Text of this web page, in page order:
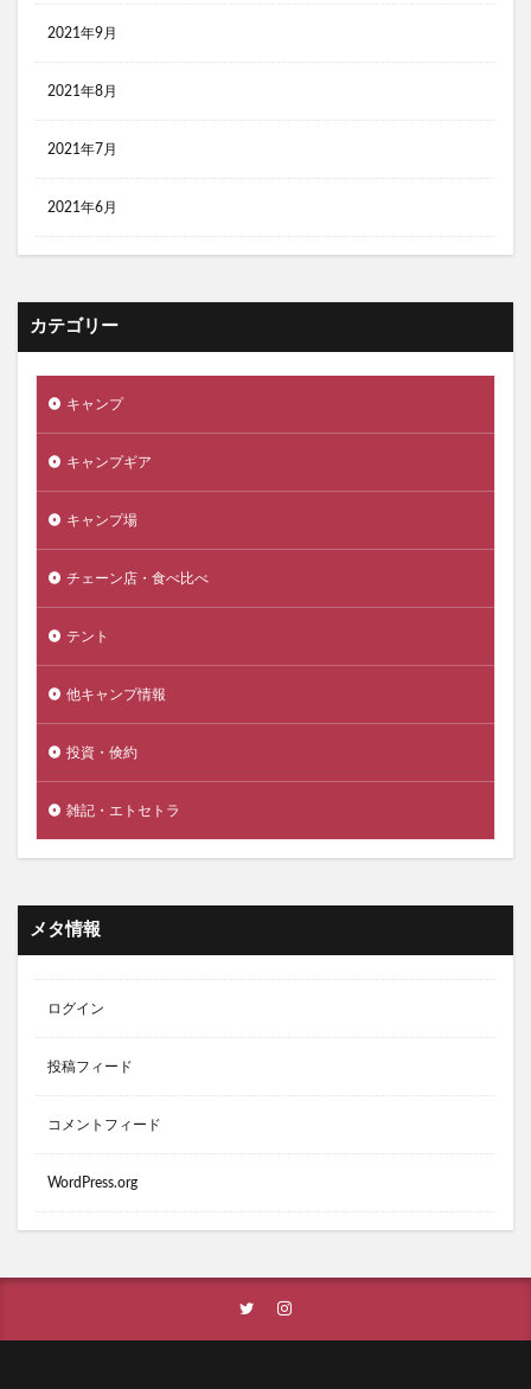
2021年9月
2021年8月
2021年7月
2021年6月
カテゴリー
キャンプ
キャンプギア
キャンプ場
チェーン店・食べ比べ
テント
他キャンプ情報
投資・倹約
雑記・エトセトラ
メタ情報
ログイン
投稿フィード
コメントフィード
WordPress.org